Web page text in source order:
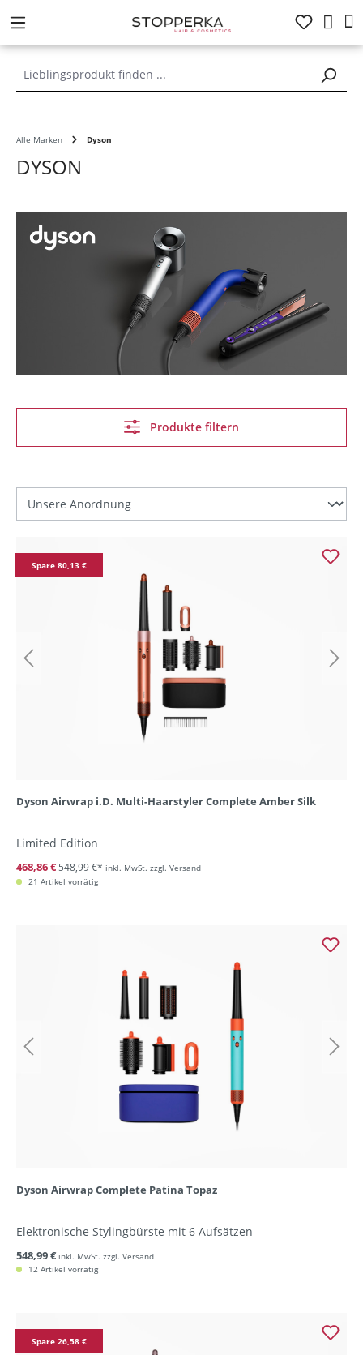
springen
Alle Marken Dyson
DYSON
Produkte filtern
Spare 80,13 €
Dyson Airwrap i.D. Multi-Haarstyler Complete Amber Silk
Limited Edition
468,86 €548,99 €* inkl. MwSt. zzgl. Versand
21 Artikel vorrätig
Dyson Airwrap Complete Patina Topaz
Elektronische Stylingbürste mit 6 Aufsätzen
548,99 € inkl. MwSt. zzgl. Versand
12 Artikel vorrätig
Spare 26,58 €